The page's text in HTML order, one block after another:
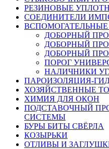
РЕЗИНОВЫЕ
СОЕДИНИТЕЛИ
ДОБОРНЫЙ
ДОБОРНЫЙ
ДОБОРНЫЙ
ПОРОГ
НАЛИЧНИКИ
ПАРОИЗОЛЯЦИЯ-
ХОЗЯЙСТВЕННЫЕ
ХИМИЯ ДЛЯ ОКОН
ПОДСТАВОЧНЫЙ
СИСТЕМЫ
БУРЫ БИТЫ СВЁРЛА
КОЗЫРЬКИ
ОТЛИВЫ И